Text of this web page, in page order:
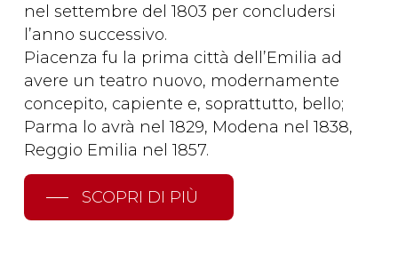
nel settembre del 1803 per concludersi
l’anno successivo.
Piacenza fu la prima città dell’Emilia ad
avere un teatro nuovo, modernamente
concepito, capiente e, soprattutto, bello;
Parma lo avrà nel 1829, Modena nel 1838,
Reggio Emilia nel 1857.
SCOPRI DI PIÙ